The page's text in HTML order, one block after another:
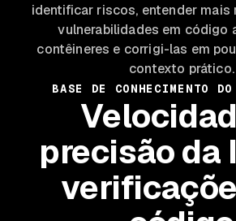
identificar riscos, entender mais
vulnerabilidades em código
contêineres e corrigi-las em
contexto prático.
BASE DE CONHECIMENTO
precisão da